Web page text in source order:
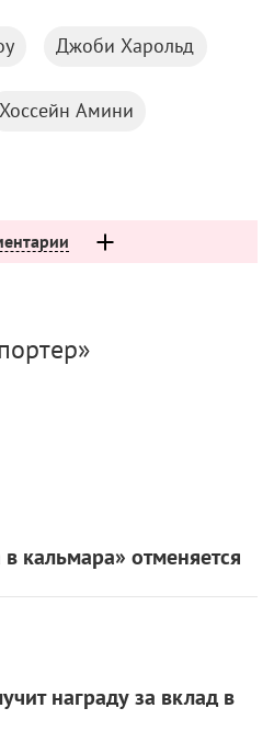
Джоби Харольд
Хоссейн Амини
кальмара» отменяется
награду за вклад в